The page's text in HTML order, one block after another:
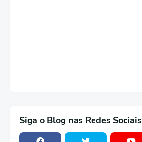
Siga o Blog nas Redes Sociais